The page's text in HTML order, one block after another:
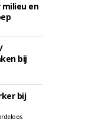
en
bij
bij